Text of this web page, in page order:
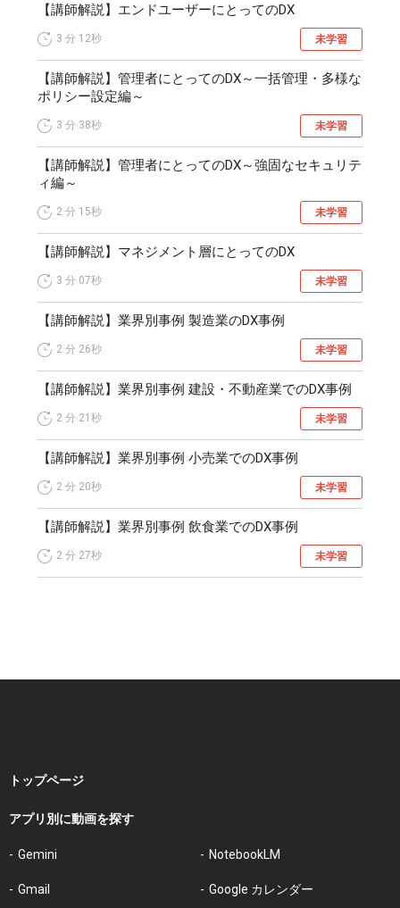
【講師解説】エンドユーザーにとってのDX
3 分 12秒 未学習
【講師解説】管理者にとってのDX～一括管理・多様な
ポリシー設定編～
3 分 38秒 未学習
【講師解説】管理者にとってのDX～強固なセキュリテ
ィ編～
2 分 15秒 未学習
【講師解説】マネジメント層にとってのDX
3 分 07秒 未学習
【講師解説】業界別事例 製造業のDX事例
2 分 26秒 未学習
【講師解説】業界別事例 建設・不動産業でのDX事例
2 分 21秒 未学習
【講師解説】業界別事例 小売業でのDX事例
2 分 20秒 未学習
【講師解説】業界別事例 飲食業でのDX事例
2 分 27秒 未学習
トップページ
アプリ別に動画を探す
Gemini NotebookLM
Gmail Google カレンダー